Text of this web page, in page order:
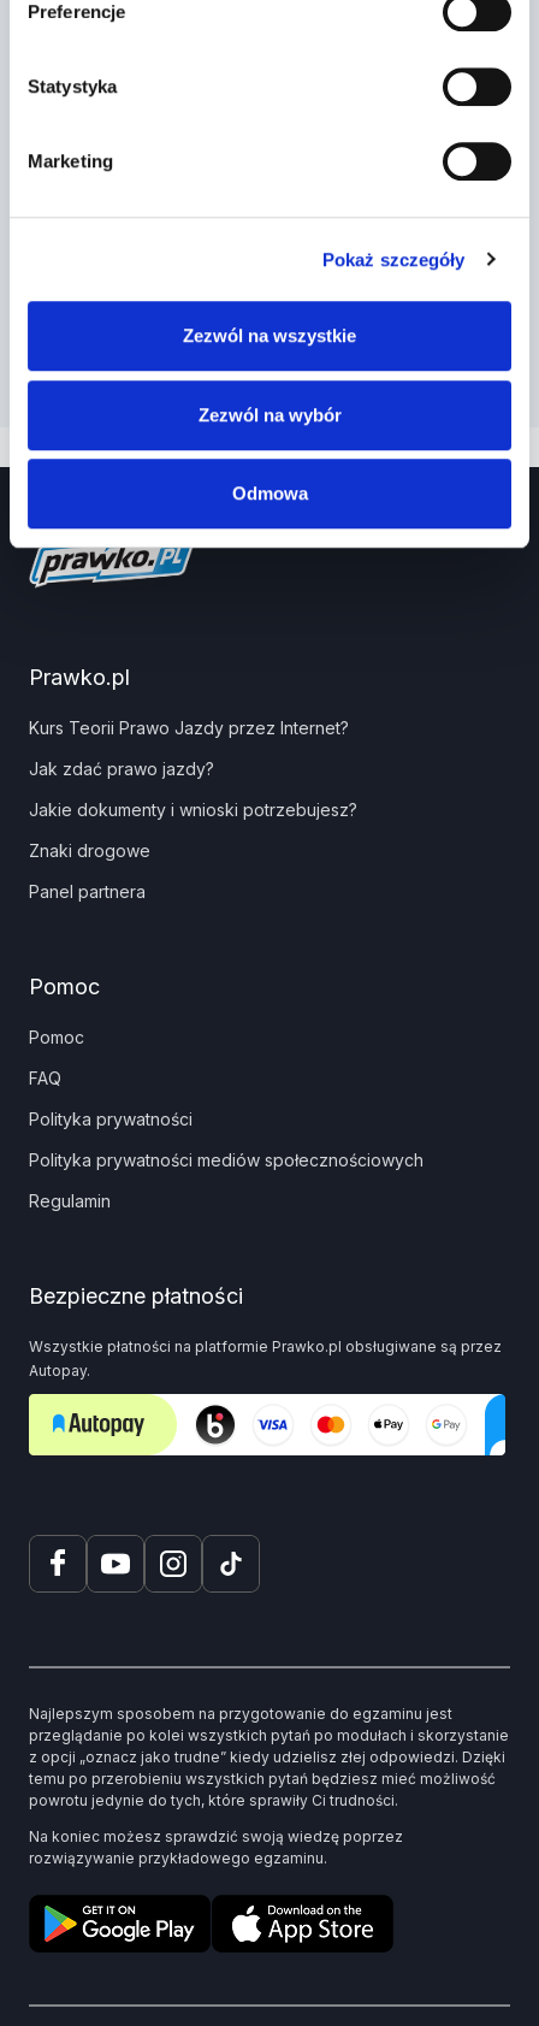
Preferencje
Statystyka
Marketing
Pokaż szczegóły
Zezwól na wszystkie
Zezwól na wybór
Odmowa
Prawko.pl
Kurs Teorii Prawo Jazdy przez Internet?
Jak zdać prawo jazdy?
Jakie dokumenty i wnioski potrzebujesz?
Znaki drogowe
Panel partnera
Pomoc
Pomoc
FAQ
Polityka prywatności
Polityka prywatności mediów społecznościowych
Regulamin
Bezpieczne płatności
Wszystkie płatności na platformie Prawko.pl obsługiwane są przez
Autopay.
Najlepszym sposobem na przygotowanie do egzaminu jest
przeglądanie po kolei wszystkich pytań po modułach i skorzystanie
z opcji „oznacz jako trudne” kiedy udzielisz złej odpowiedzi. Dzięki
temu po przerobieniu wszystkich pytań będziesz mieć możliwość
powrotu jedynie do tych, które sprawiły Ci trudności.
Na koniec możesz sprawdzić swoją wiedzę poprzez
rozwiązywanie przykładowego egzaminu.